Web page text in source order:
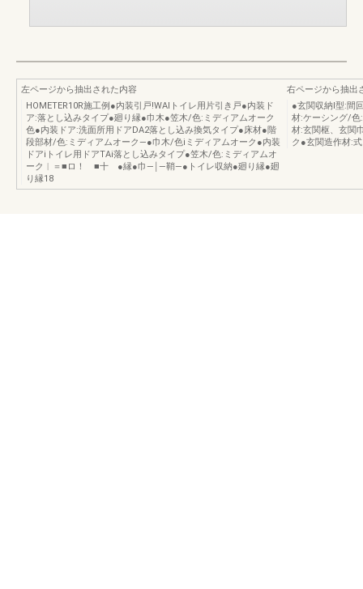
左ページから抽出された内容
HOMETER10R施工例●内装引戸!WAlトイレ用片引き戸●内装ド
ア:落とし込みタイプ●廻り縁●巾木●笠木/色:ミディアムオーク
色●内装ドア:洗面所用ドアDA2落とし込み換気タイプ●床材●階
段部材/色:ミディアムオーク―●巾木/色iミディアムオーク●内装
ドアiトイレ用ドアTAi落とし込みタイプ●笠木/色:ミディアムオ
ーク︱＝■ロ！ ■十 ●縁●巾―￨―鞘―●トイレ収納●廻り縁●廻
り縁18
右ページから抽出
●玄関収納I型:間
材:ケーシング/色
材:玄関枢、玄関
ク●玄関造作材: